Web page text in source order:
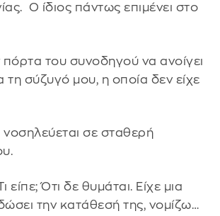
Ο ίδιος πάντως επιμένει στο
του συνοδηγού να ανοίγει
σύζυγό μου, η οποία δεν είχε
σε σταθερή
Ότι δε θυμάται. Είχε μια
την κατάθεσή της, νομίζω…